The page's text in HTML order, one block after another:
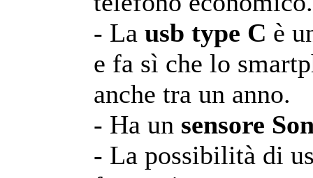
- La usb type C è
e fa sì che lo
anche tra un anno.
- Ha un sensore
- La possibilità di